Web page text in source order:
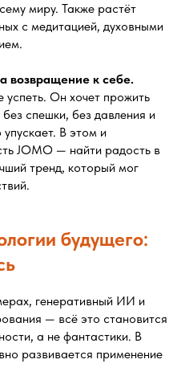
миру. Также растёт
с медитацией, духовными
возвращение к себе.
успеть. Он хочет прожить
спешки, без давления и
В этом и
JOMO — найти радость в
тренд, который мог
будущего:
генеративный ИИ и
— всё это становится
а не фантастики. В
развивается применение